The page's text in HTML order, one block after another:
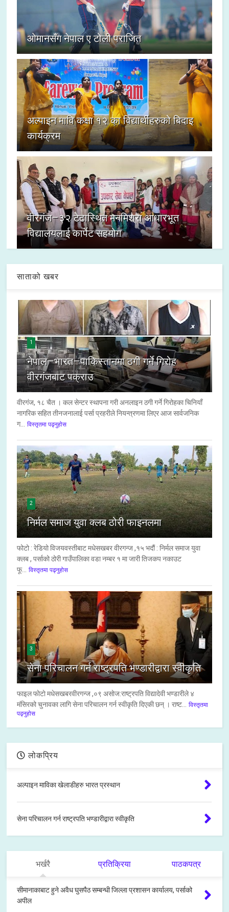
ओमानसँग नेपाल ए टोली पराजित
अल्पाइन मावि कक्षा १२ का विद्यार्थीहरुको बिदाइ
कार्यक्रम
वीरगंज–३२ टेढास्थित मनमिश्रा आधारभूत
विद्यालयलाई कार्पेट सहयोग
साताको खबर
1
नेपाल–भारत–पाकिस्तानमा ठगी गर्ने गिरोह
वीरगंजबाट पक्राउ
वीरगंज, १८ चैत । कल सेन्टर स्थापना गरी अनलाइन ठगी गर्ने गिरोहका चिनियाँ
नागरिक सहित तीनजनालाई पर्सा प्रहरीले नियन्त्रणमा लिएर आज सार्वजनिक
ग...
विस्तृतमा पढ्नुहोस
2
निर्मल समाज युवा क्लब ठोरी फाइनलमा
फोटो : रेडियो विजयवस्तीबाट मधेसखबर वीरगन्ज ,१५ भदौं : निर्मल समाज युवा
क्लब , पर्साको ठोरी गाउँपालिका वडा नम्बर १ मा जारी तिजकप नकाउट
फू...
विस्तृतमा पढ्नुहोस
3
सेना परिचालन गर्न राष्ट्रपति भण्डारीद्वारा स्वीकृति
फाइल फाेटाे मधेसखबरवीरगन्ज ,०९ असाेज:राष्ट्रपति विद्यादेवी भण्डारीले ४
मंसिरको चुनावका लागि सेना परिचालन गर्न स्वीकृति दिएकी छन् । राष्ट...
विस्तृतमा
पढ्नुहोस
लोकप्रिय
अल्पाइन माविका खेलाडीहरु भारत प्रस्थान
सेना परिचालन गर्न राष्ट्रपति भण्डारीद्वारा स्वीकृति
भर्खरै प्रतिक्रिया पाठकपत्र
सीमानाकाबाट हुने अवैध घुसपैठ सम्बन्धी जिल्ला प्रशासन कार्यालय, पर्साको
अपील